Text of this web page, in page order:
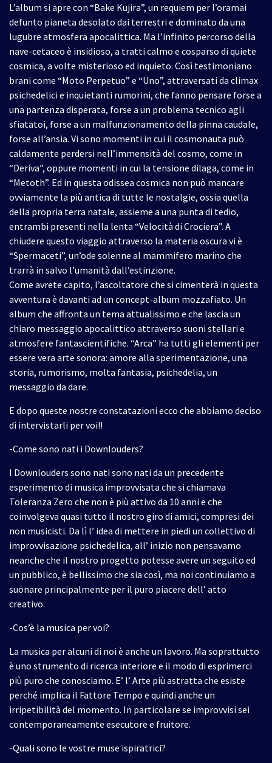
L’album si apre con “Bake Kujira”, un requiem per l’oramai
defunto pianeta desolato dai terrestri e dominato da una
lugubre atmosfera apocalittica. Ma l’infinito percorso della
nave-cetaceo è insidioso, a tratti calmo e cosparso di quiete
cosmica, a volte misterioso ed inquieto. Così testimoniano
brani come “Moto Perpetuo” e “Uno”, attraversati da climax
psichedelici e inquietanti rumorini, che fanno pensare forse a
una partenza disperata, forse a un problema tecnico agli
sfiatatoi, forse a un malfunzionamento della pinna caudale,
forse all’ansia. Vi sono momenti in cui il cosmonauta può
caldamente perdersi nell’immensità del cosmo, come in
“Deriva”, oppure momenti in cui la tensione dilaga, come in
“Metoth”. Ed in questa odissea cosmica non può mancare
ovviamente la più antica di tutte le nostalgie, ossia quella
della propria terra natale, assieme a una punta di tedio,
entrambi presenti nella lenta “Velocità di Crociera”. A
chiudere questo viaggio attraverso la materia oscura vi è
“Spermaceti”, un’ode solenne al mammifero marino che
trarrà in salvo l’umanità dall’estinzione.
Come avrete capito, l’ascoltatore che si cimenterà in questa
avventura è davanti ad un concept-album mozzafiato. Un
album che affronta un tema attualissimo e che lascia un
chiaro messaggio apocalittico attraverso suoni stellari e
atmosfere fantascientifiche. “Arca” ha tutti gli elementi per
essere vera arte sonora: amore alla sperimentazione, una
storia, rumorismo, molta fantasia, psichedelia, un
messaggio da dare.
E dopo queste nostre constatazioni ecco che abbiamo deciso
di intervistarli per voi!!
-Come sono nati i Downlouders?
I Downlouders sono nati sono nati da un precedente
esperimento di musica improvvisata che si chiamava
Toleranza Zero che non è più attivo da 10 anni e che
coinvolgeva quasi tutto il nostro giro di amici, compresi dei
non musicisti. Da lì l’ idea di mettere in piedi un collettivo di
improvvisazione psichedelica, all’ inizio non pensavamo
neanche che il nostro progetto potesse avere un seguito ed
un pubblico, è bellissimo che sia così, ma noi continuiamo a
suonare principalmente per il puro piacere dell’ atto
creativo.
-Cos’è la musica per voi?
La musica per alcuni di noi è anche un lavoro. Ma soprattutto
è uno strumento di ricerca interiore e il modo di esprimerci
più puro che conosciamo. E’ l’ Arte più astratta che esiste
perché implica il Fattore Tempo e quindi anche un
irripetibilità del momento. In particolare se improvvisi sei
contemporaneamente esecutore e fruitore.
-Quali sono le vostre muse ispiratrici?